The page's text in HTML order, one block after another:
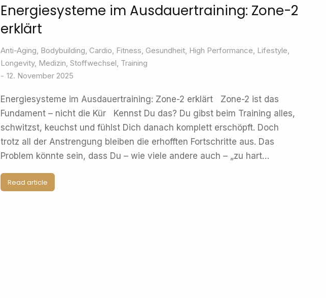
Energiesysteme im Ausdauertraining: Zone-2
erklärt
Anti-Aging, Bodybuilding, Cardio, Fitness, Gesundheit, High Performance, Lifestyle,
Longevity, Medizin, Stoffwechsel, Training
12. November 2025
Energiesysteme im Ausdauertraining: Zone-2 erklärt Zone-2 ist das
Fundament – nicht die Kür Kennst Du das? Du gibst beim Training alles,
schwitzst, keuchst und fühlst Dich danach komplett erschöpft. Doch
trotz all der Anstrengung bleiben die erhofften Fortschritte aus. Das
Problem könnte sein, dass Du – wie viele andere auch – „zu hart…
Read article